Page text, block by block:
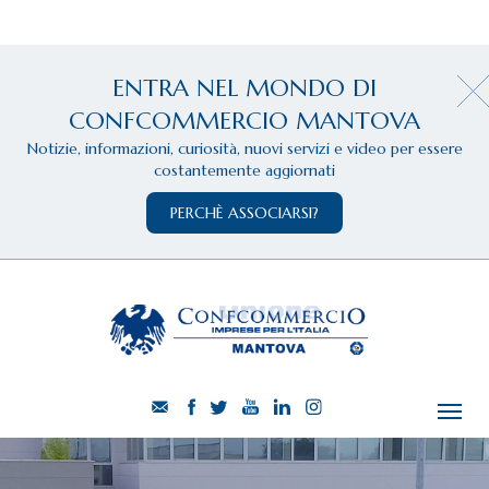
ENTRA NEL MONDO DI
CONFCOMMERCIO MANTOVA
Notizie, informazioni, curiosità, nuovi servizi e video per essere
costantemente aggiornati
PERCHÈ ASSOCIARSI?